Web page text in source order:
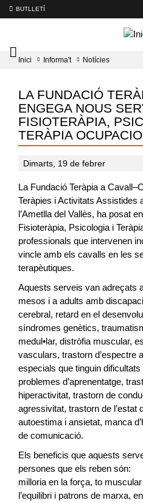
BUTLLETÍ
Mobile
menu
Inici Informa't Notícies
LA FUNDACIÓ
ENGEGA NOUS
FISIOTERÀPIA,
TERÀPIA
Dimarts, 19 de febrer
La Fundació Teràpia a
Teràpies i Activitats Assistides
l’Ametlla del Vallès, ha posat
Fisioteràpia, Psicologia i
professionals que intervenen
vincle amb els cavalls en les
terapèutiques.
Aquests serveis van adreçats
mesos i a adults amb
cerebral, retard en el
síndromes genètics,
medul•lar, distròfia muscular,
vasculars, trastorn d’espectre
especials que tinguin
problemes d’aprenentatge,
hiperactivitat, trastorn de
agressivitat, trastorn de l’estat
autoestima i ansietat, manca
de comunicació.
Els beneficis que aquests
persones que els reben són:
milloria en la força, to
l’equilibri i patrons de marxa,